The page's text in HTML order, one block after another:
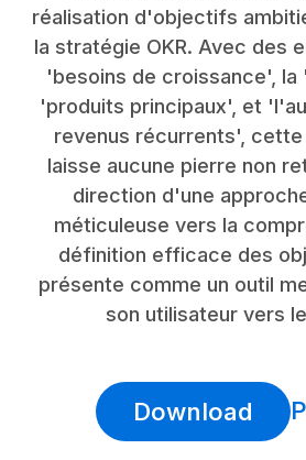
réalisation d'objectifs
la stratégie OKR. Avec des
'besoins de croissance', la
'produits principaux', et
revenus récurrents',
laisse aucune pierre non
direction d'une
méticuleuse vers la
définition efficace des
présente comme un outil
son utilisateur vers
Download